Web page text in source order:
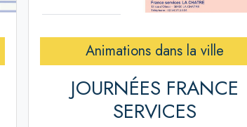
Animations dans la ville
JOURNÉES FRANCE
SERVICES